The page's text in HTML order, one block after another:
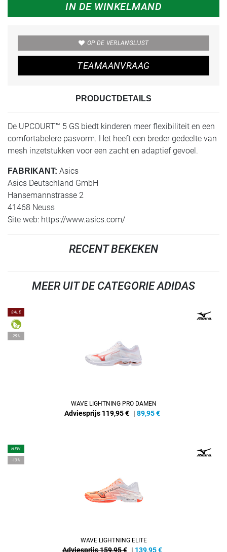
IN DE WINKELMAND
OP DE VERLANGLIJST
TEAMAANVRAAG
PRODUCTDETAILS
De UPCOURT™ 5 GS biedt kinderen meer flexibiliteit en een
comfortabelere pasvorm. Het heeft een breder gedeelte van
mesh inzetstukken voor een zacht en adaptief gevoel.
FABRIKANT: Asics
Asics Deutschland GmbH
Hansemannstrasse 2
41468 Neuss
Site web: https://www.asics.com/
RECENT BEKEKEN
MEER UIT DE CATEGORIE ADIDAS
SALE
-25%
WAVE LIGHTNING PRO DAMEN
Adviesprijs 119,95 € | 89,95€
NEW
-13%
WAVE LIGHTNING ELITE
Adviesprijs 159,95 € | 139,95€